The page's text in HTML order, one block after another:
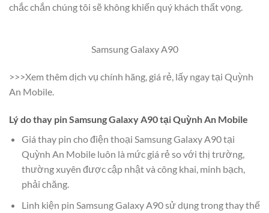
chắc chắn chúng tôi sẽ không khiến quý khách thất vọng.
Samsung Galaxy A90
>>>Xem thêm dịch vụ chính hãng, giá rẻ, lấy ngay tại Quỳnh
An Mobile.
Lý do thay pin Samsung Galaxy A90 tại Quỳnh An Mobile
Giá thay pin cho điện thoại Samsung Galaxy A90 tại
Quỳnh An Mobile luôn là mức giá rẻ so với thị trường,
thường xuyên được cập nhật và công khai, minh bạch,
phải chăng.
Linh kiện pin Samsung Galaxy A90 sử dụng trong thay thế